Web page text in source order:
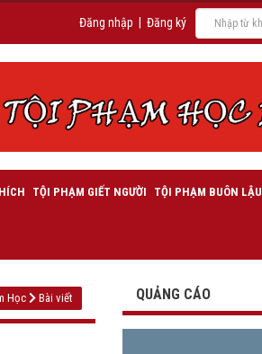
Đăng nhập Đăng ký
TỘI PHẠM GIẾT NGƯỜI TỘI PHẠM BUÔN LẬU
Học Bài viết QUẢNG CÁO